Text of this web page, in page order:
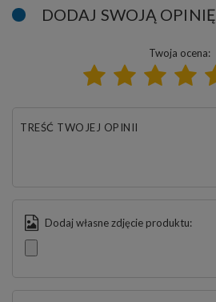
DODAJ SWOJĄ OPINIĘ
Twoja ocena:
TREŚĆ TWOJEJ OPINII
Dodaj własne zdjęcie produktu: